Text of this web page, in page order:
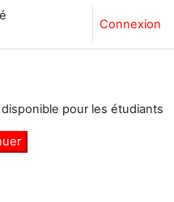
Connexion
pour les étudiants